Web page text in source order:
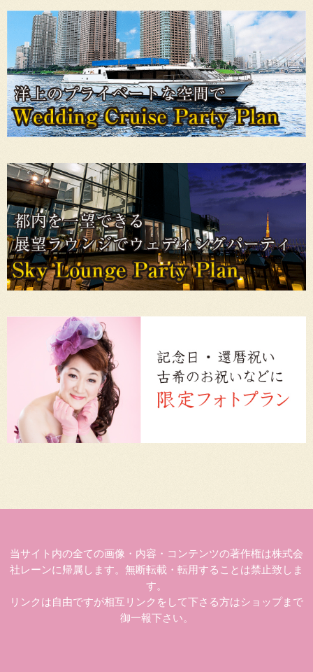
当サイト内の全ての画像・内容・コンテンツの著作権は株式会
社レーンに帰属します。無断転載・転用することは禁止致しま
す。
リンクは自由ですが相互リンクをして下さる方はショップまで
御一報下さい。